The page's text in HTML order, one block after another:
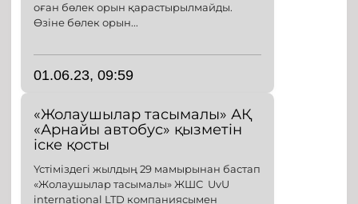
оған бөлек орын қарастырылмайды.
Өзіне бөлек орын...
01.06.23, 09:59
«Жолаушылар тасымалы» АҚ
«Арнайы автобус» қызметін
іске қосты
Үстіміздегі жылдың 29 мамырынан бастап
«Жолаушылар тасымалы» ЖШС UvU
international LTD компаниясымен